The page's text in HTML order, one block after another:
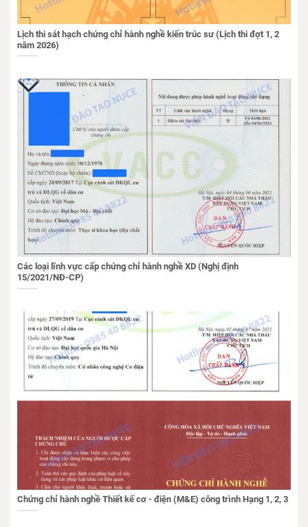
Lịch thi sát hạch chứng chỉ hành nghề kiến trúc sư (Lịch thi đợt 1, 2
năm 2026)
Các loại lĩnh vực cấp chứng chỉ hành nghề XD (Nghị định
15/2021/NĐ-CP)
Chứng chỉ hành nghề Thiết kế cơ - điện (M&E) công trình Hạng 1, 2, 3